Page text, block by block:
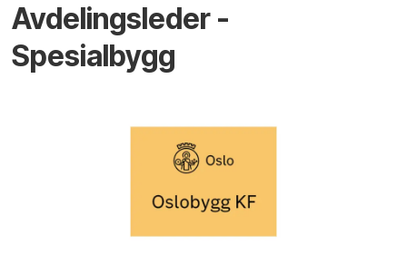
Avdelingsleder -
Spesialbygg